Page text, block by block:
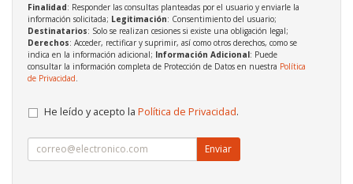
Finalidad: Responder las consultas planteadas por el usuario y enviarle la
información solicitada; Legitimación: Consentimiento del usuario;
Destinatarios: Solo se realizan cesiones si existe una obligación legal;
Derechos: Acceder, rectificar y suprimir, así como otros derechos, como se
indica en la información adicional; Información Adicional: Puede
consultar la información completa de Protección de Datos en nuestra Política
de Privacidad
He leído y acepto la Política de Privacidad.
Enviar